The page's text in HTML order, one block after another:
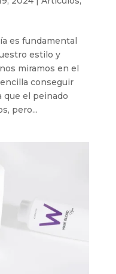
es fundamental
estilo y
miramos en el
conseguir
que el peinado
pero...